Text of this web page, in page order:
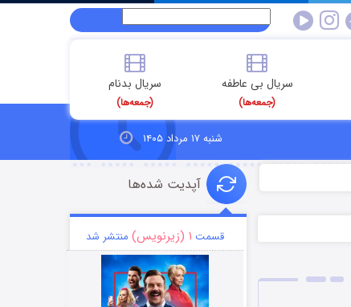
سریال بی عاطفه
(جمعه‌ها)
سریال بدنام
(جمعه‌ها)
شنبه ۱۷ مرداد ۱۴۰۵
آپدیت شده‌ها
قسمت ۱ (زیرنویس) منتشر شد